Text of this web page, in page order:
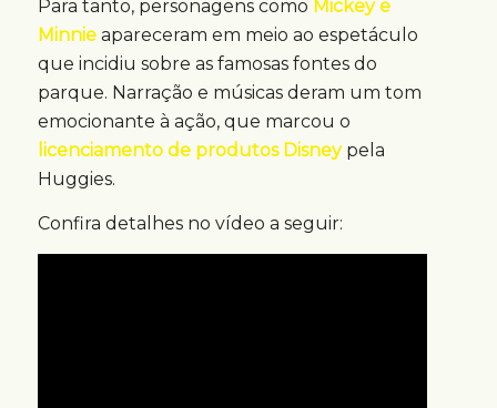
Para tanto, personagens como Mickey e
Minnieapareceram em meio ao espetáculo
que incidiu sobre as famosas fontes do
parque. Narração e músicas deram um tom
emocionante à ação, que marcou o
licenciamento de produtos Disneypela
Huggies.
Confira detalhes no vídeo a seguir: